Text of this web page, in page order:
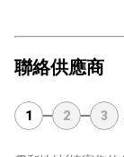
聯絡供應商
1 2 3